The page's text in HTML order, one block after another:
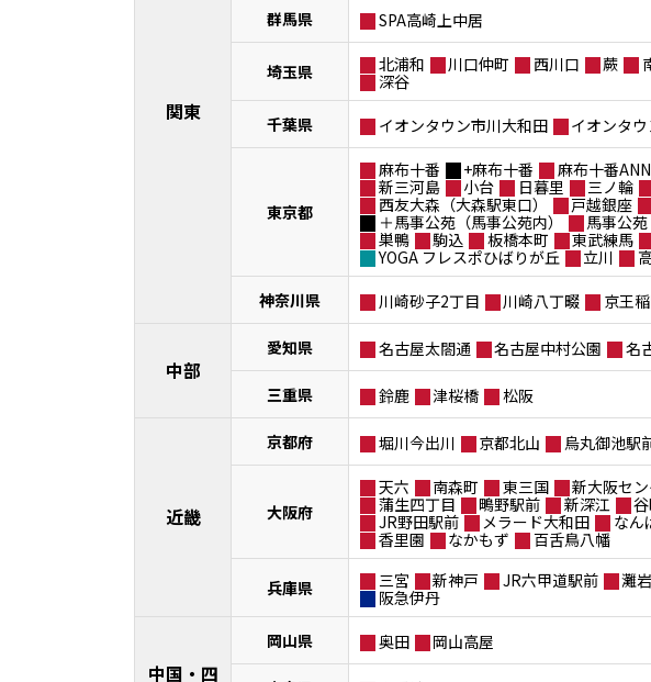
関東
群馬県 SPA高崎上中居
埼玉県 北浦和 川口仲町 西川口 蕨
深谷
千葉県
イオンタウン市川大和田 イオンタ
東京都
麻布十番 +麻布十番 麻布十番
新三河島
小台 日暮里 三ノ輪
西友大森（大森駅東口）
戸越銀座
＋馬事公苑（馬事公苑内）
馬事公苑
巣鴨
駒込 板橋本町 東武練馬
YOGA フレスポひばりが丘
立川
神奈川県
川崎砂子2丁目 川崎八丁畷 京王
中部
愛知県 名古屋太閤通 名古屋中村公園 名
三重県 鈴鹿 津桜橋 松阪
近畿
京都府 堀川今出川 京都北山 烏丸御池駅
大阪府
天六 南森町 東三国 新大阪セ
蒲生四丁目
鴫野駅前 新深江
JR野田駅前
メラード大和田 なん
香里園
なかもず 百舌鳥八幡
兵庫県 三宮 新神戸 JR六甲道駅前 灘
阪急伊丹
中国・四
岡山県 奥田 岡山高屋